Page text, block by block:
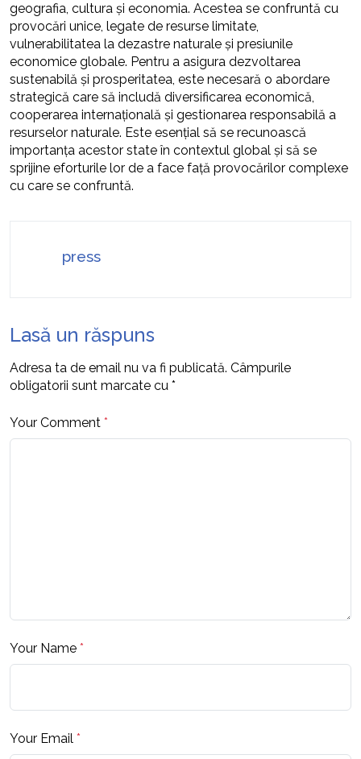
geografia, cultura și economia. Acestea se confruntă cu
provocări unice, legate de resurse limitate,
vulnerabilitatea la dezastre naturale și presiunile
economice globale. Pentru a asigura dezvoltarea
sustenabilă și prosperitatea, este necesară o abordare
strategică care să includă diversificarea economică,
cooperarea internațională și gestionarea responsabilă a
resurselor naturale. Este esențial să se recunoască
importanța acestor state în contextul global și să se
sprijine eforturile lor de a face față provocărilor complexe
cu care se confruntă.
press
Lasă un răspuns
Adresa ta de email nu va fi publicată. Câmpurile
obligatorii sunt marcate cu *
Your Comment *
Your Name *
Your Email *